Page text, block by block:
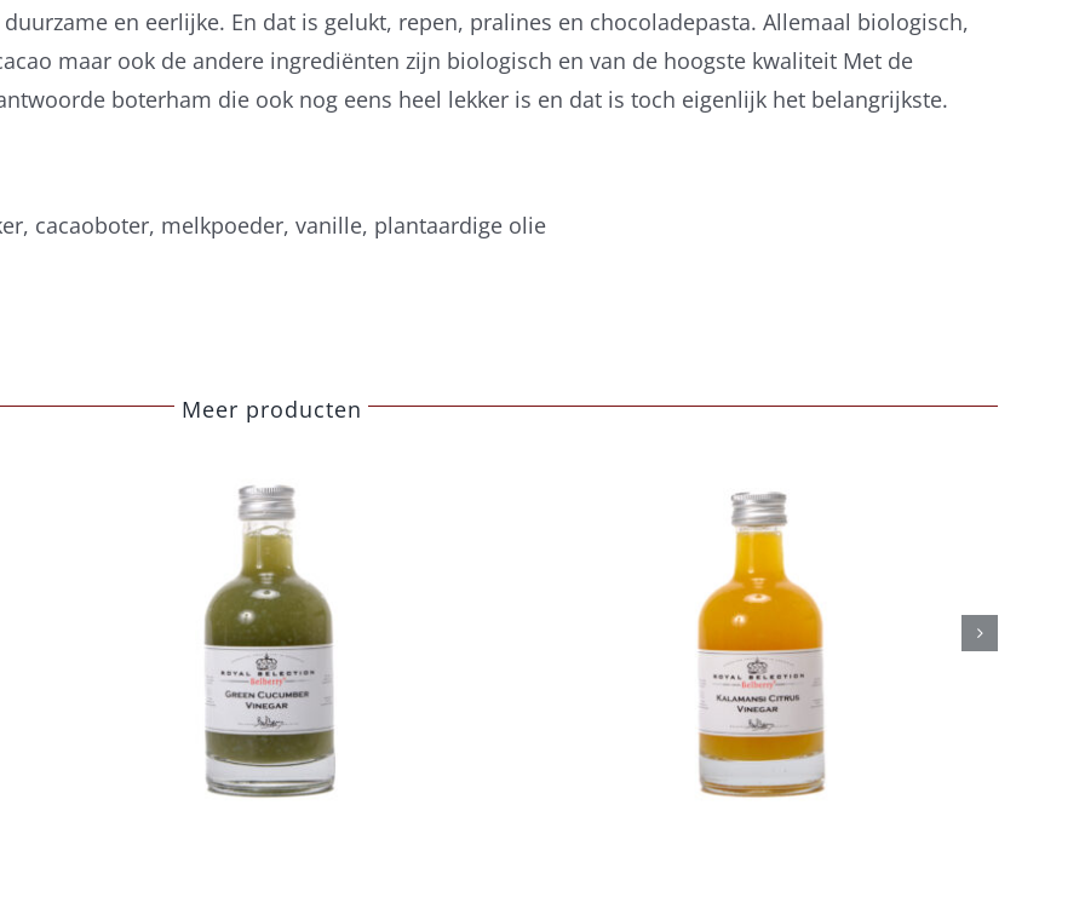
en eerlijke. En dat is gelukt, repen, pralines en chocoladepasta. Allemaal biologisch,
maar ook de andere ingrediënten zijn biologisch en van de hoogste kwaliteit Met de
boterham die ook nog eens heel lekker is en dat is toch eigenlijk het belangrijkste.
cacaoboter, melkpoeder, vanille, plantaardige olie
Meer producten
Belberry sinaasappel
azijn
Azijn Fine food
€8,50
Toevoegen aan
Belberry Camaroon
mango azijn
Azijn Fine food
€8,50
Toevoegen aan